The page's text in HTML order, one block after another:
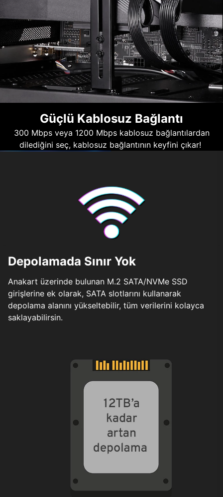
Güçlü Kablosuz Bağlantı
300 Mbps veya 1200 Mbps kablosuz bağlantılardan
dilediğini seç, kablosuz bağlantının keyfini çıkar!
Depolamada Sınır Yok
Anakart üzerinde bulunan M.2 SATA/NVMe SSD
girişlerine ek olarak, SATA slotlarını kullanarak
depolama alanını yükseltebilir, tüm verilerini kolayca
saklayabilirsin.